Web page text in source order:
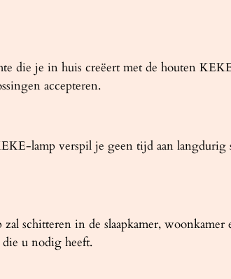
die je in huis creëert met de houten
accepteren.
lamp verspil je geen tijd aan
schitteren in de slaapkamer,
u nodig heeft.